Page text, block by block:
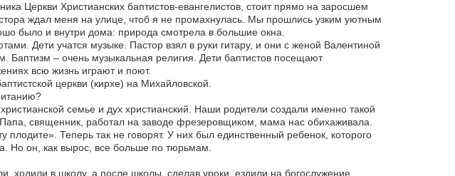
Церкви Христианских баптистов-евангелистов, стоит прямо на заросшем
ждал меня на улице, чтоб я не промахнулась. Мы прошлись узким уютным
было и внутри дома: природа смотрела в большие окна.
Дети учатся музыке. Пастор взял в руки гитару, и они с женой Валентиной
Баптизм – очень музыкальная религия. Дети баптистов посещают
всю жизнь играют и поют.
церкви (кирхе) на Михайловской.
семье и дух христианский. Наши родители создали именно такой
священник, работал на заводе фрезеровщиком, мама нас обихаживала.
Теперь так не говорят. У них был единственный ребенок, которого
Но он, как вырос, все больше по тюрьмам.
ходили в школу, а после школы, сделав уроки, ездили на богослужение.